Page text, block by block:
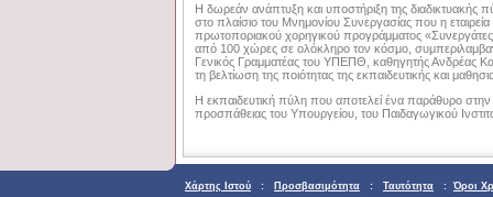
Η δωρεάν ανάπτυξη και υποστήριξη της
στο πλαίσιο του Μνημονίου Συνεργασίας που η
πρωτοποριακού χορηγικού προγράμματος
από 100 χώρες σε ολόκληρο τον κόσμο,
Γενικός Γραμματέας του ΥΠΕΠΘ, καθηγητής Ανδρέας
τη βελτίωση της ποιότητας της εκπαιδευτικής και
Η εκπαιδευτική πύλη που αποτελεί ένα παράθυρο στην
προσπάθειας του Υπουργείου, του Παιδαγωγικού
Χάρτης Ιστού : Προσβασιμότητα : Ταυτότητα : Όροι